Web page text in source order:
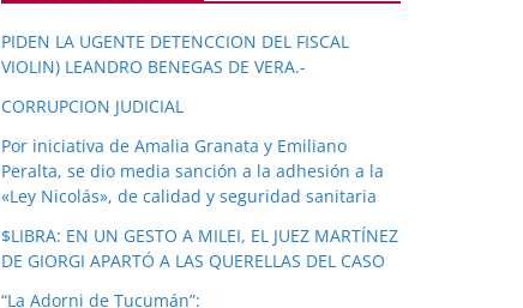
PIDEN LA UGENTE DETENCCION DEL FISCAL
VIOLIN) LEANDRO BENEGAS DE VERA.-
CORRUPCION JUDICIAL
Por iniciativa de Amalia Granata y Emiliano
Peralta, se dio media sanción a la adhesión a la
«Ley Nicolás», de calidad y seguridad sanitaria
$LIBRA: EN UN GESTO A MILEI, EL JUEZ MARTÍNEZ
DE GIORGI APARTÓ A LAS QUERELLAS DEL CASO
“La Adorni de Tucumán”: